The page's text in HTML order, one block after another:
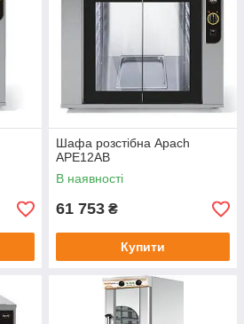
Шафа розстібна Apach
APE12AB
В наявності
61 753 ₴
Купити